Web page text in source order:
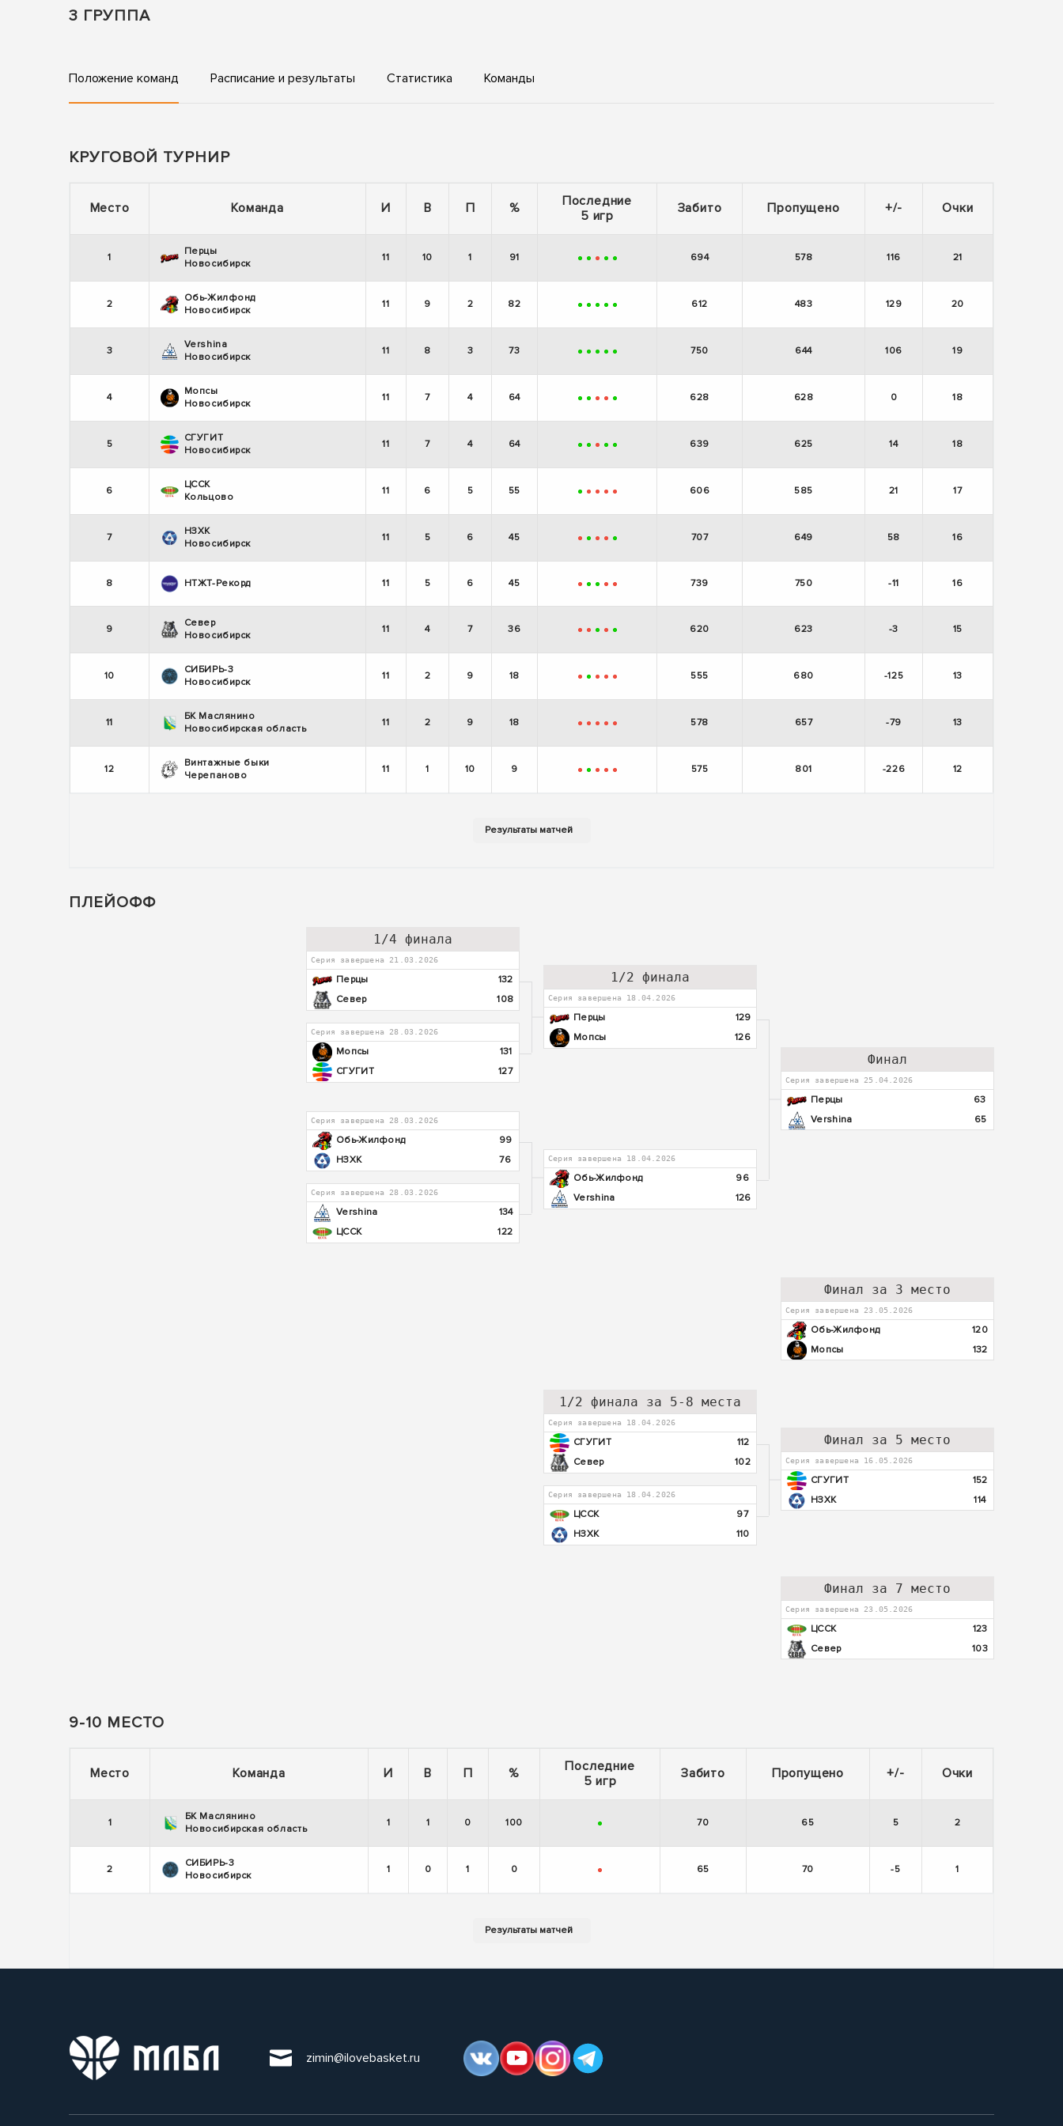
3 ГРУППА
Положение команд Расписание и результаты Статистика Команды
КРУГОВОЙ ТУРНИР
Место Команда И В П %
Последние
5 игр
Забито Пропущено +/- Очки
1
Перцы
Новосибирск
11 10 1 91 + + - + + 694 578 116 21
2
Обь-Жилфонд
Новосибирск
11 9 2 82 + + + + + 612 483 129 20
3
Vershina
Новосибирск
11 8 3 73 + + + + + 750 644 106 19
4
Мопсы
Новосибирск
11 7 4 64 + + - - + 628 628 0 18
5
СГУГИТ
Новосибирск
11 7 4 64 + + - + + 639 625 14 18
6
ЦССК
Кольцово
11 6 5 55 + - - - - 606 585 21 17
7
НЗХК
Новосибирск
11 5 6 45 - + - - + 707 649 58 16
8 НТЖТ-Рекорд 11 5 6 45 - + + - - 739 750 -11 16
9
Север
Новосибирск
11 4 7 36 - - + - + 620 623 -3 15
10
СИБИРЬ-3
Новосибирск
11 2 9 18 - + - - - 555 680 -125 13
11
БК Маслянино
Новосибирская область
11 2 9 18 - - - - - 578 657 -79 13
12
Винтажные быки
Черепаново
11 1 10 9 - + - - - 575 801 -226 12
ПЛЕЙОФФ
1/4 финала
Серия завершена 21.03.2026
Перцы
132
Север
108
Серия завершена 28.03.2026
Мопсы
131
СГУГИТ
127
Серия завершена 28.03.2026
Обь-Жилфонд
99
НЗХК
76
Серия завершена 28.03.2026
Vershina
134
ЦССК
122
1/2 финала
Серия завершена 18.04.2026
Перцы
129
Мопсы
126
Серия завершена 18.04.2026
Обь-Жилфонд
96
Vershina
126
Финал
Серия завершена 25.04.2026
Перцы
63
Vershina
65
Финал за 3 место
Серия завершена 23.05.2026
Обь-Жилфонд
120
Мопсы
132
1/2 финала за 5-8 места
Серия завершена 18.04.2026
СГУГИТ
112
Север
102
Серия завершена 18.04.2026
ЦССК
97
НЗХК
110
Финал за 5 место
Серия завершена 16.05.2026
СГУГИТ
152
НЗХК
114
Финал за 7 место
Серия завершена 23.05.2026
ЦССК
123
Север
103
9-10 МЕСТО
Место Команда И В П %
Последние
5 игр
Забито Пропущено +/- Очки
1
БК Маслянино
Новосибирская область
1 1 0 100 + 70 65 5 2
2
СИБИРЬ-3
Новосибирск
1 0 1 0 - 65 70 -5 1
zimin@ilovebasket.ru